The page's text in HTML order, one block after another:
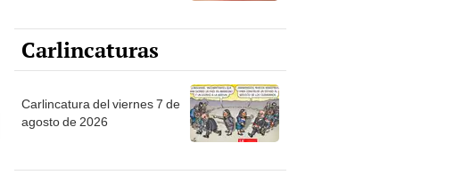
Carlincaturas
Carlincatura del viernes 7 de
agosto de 2026